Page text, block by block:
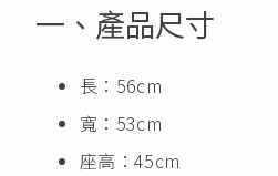
一、產品尺寸
長：56cm
寬：53cm
座高：45cm